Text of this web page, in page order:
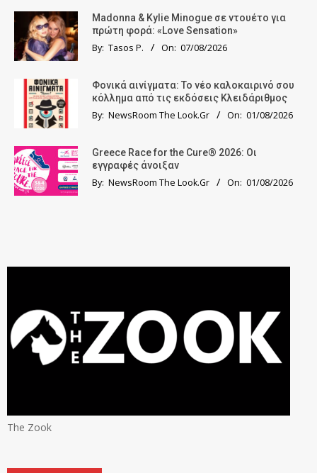
Madonna & Kylie Minogue σε ντουέτο για
πρώτη φορά: «Love Sensation»
By: Tasos P. On: 07/08/2026
Φονικά αινίγματα: Το νέο καλοκαιρινό σου
κόλλημα από τις εκδόσεις Κλειδάριθμος
By: NewsRoom The Look.Gr On: 01/08/2026
Greece Race for the Cure® 2026: Οι
εγγραφές άνοιξαν
By: NewsRoom The Look.Gr On: 01/08/2026
The Zook